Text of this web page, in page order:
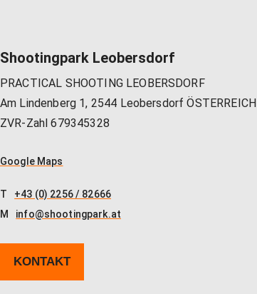
Shootingpark Leobersdorf
PRACTICAL SHOOTING LEOBERSDORF
Am Lindenberg 1, 2544 Leobersdorf ÖSTERREICH
ZVR-Zahl 679345328
Google Maps
T
+43 (0) 2256 / 82666
M
info@shootingpark.at
KONTAKT